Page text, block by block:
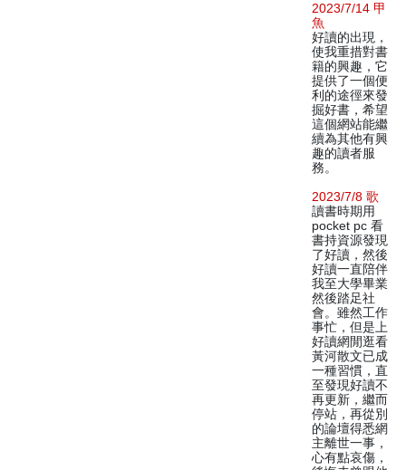
2023/7/14 甲
魚
好讀的出現，
使我重措對書
籍的興趣，它
提供了一個便
利的途徑來發
掘好書，希望
這個網站能繼
續為其他有興
趣的讀者服
務。
2023/7/8 歌
讀書時期用
pocket pc 看
書持資源發現
了好讀，然後
好讀一直陪伴
我至大學畢業
然後踏足社
會。雖然工作
事忙，但是上
好讀網閒逛看
黃河散文已成
一種習慣，直
至發現好讀不
再更新，繼而
停站，再從別
的論壇得悉網
主離世一事，
心有點哀傷，